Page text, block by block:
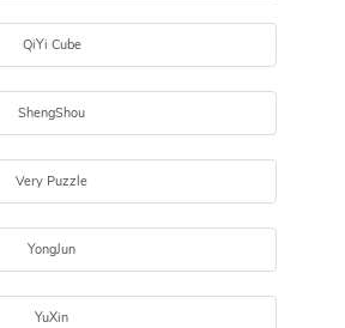
QiYi Cube
ShengShou
Very Puzzle
YongJun
YuXin